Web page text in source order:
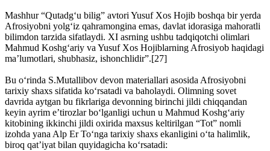
Mashhur “Qutadg‘u bilig” avtori Yusuf Xos Hojib boshqa bir yerda
Afrosiyobni yolg‘iz qahramongina emas, davlat idorasiga mahoratli
bilimdon tarzida sifatlaydi. XI asrning ushbu tadqiqotchi olimlari
Mahmud Koshg‘ariy va Yusuf Xos Hojiblarning Afrosiyob haqidagi
ma’lumotlari, shubhasiz, ishonchlidir”.[27]
Bu o‘rinda S.Mutallibov devon materiallari asosida Afrosiyobni
tarixiy shaxs sifatida ko‘rsatadi va baholaydi. Olimning sovet
davrida aytgan bu fikrlariga devonning birinchi jildi chiqqandan
keyin ayrim e’tirozlar bo‘lganligi uchun u Mahmud Koshg‘ariy
kitobining ikkinchi jildi oxirida maxsus keltirilgan “Tot” nomli
izohda yana Alp Er To‘nga tarixiy shaxs ekanligini o‘ta halimlik,
biroq qat’iyat bilan quyidagicha ko‘rsatadi: